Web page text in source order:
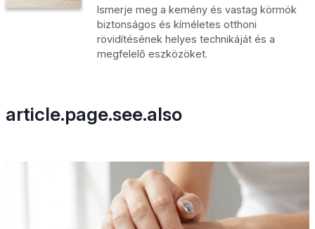
Ismerje meg a kemény és vastag körmök
biztonságos és kíméletes otthoni
rövidítésének helyes technikáját és a
megfelelő eszközöket.
article.page.see.also